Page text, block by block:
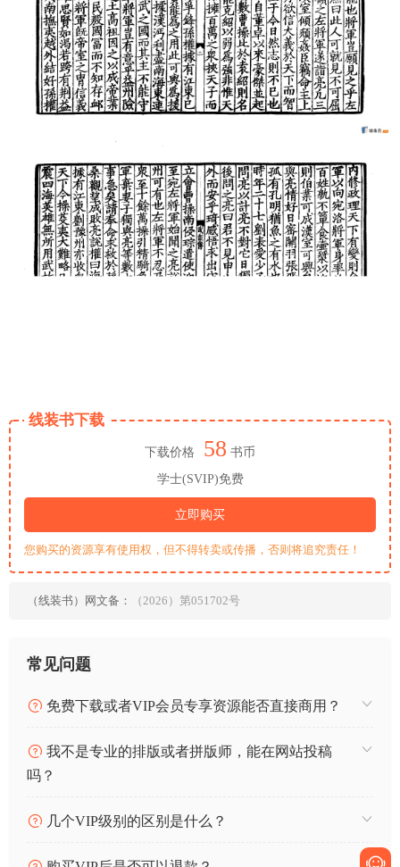
线装书下载
下载价格 58 书币
学士(SVIP)免费
立即购买
您购买的资源享有使用权，但不得转卖或传播，否则将追究责任！
（线装书）网文备： （2026）第051702号
常见问题
免费下载或者VIP会员专享资源能否直接商用？
我不是专业的排版或者拼版师，能在网站投稿
吗？
几个VIP级别的区别是什么？